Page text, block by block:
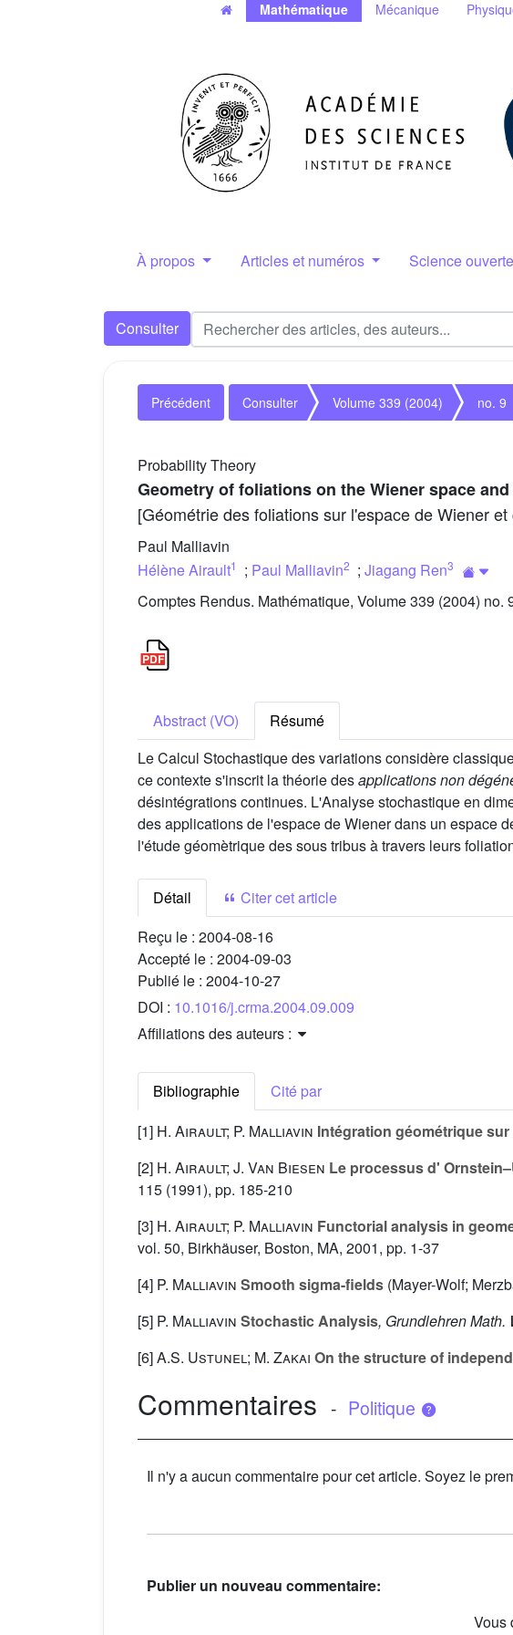
Mathématique Mécanique
À propos Articles et numéros Science ouverte
Consulter
Précédent Consulter Volume 339 (2004) no. 9
Probability Theory
Geometry of foliations on the Wiener space
[Géométrie des foliations sur l'espace de Wiener
Paul Malliavin
Hélène Airault1 ; Paul Malliavin2 ; Jiagang Ren3
Comptes Rendus. Mathématique, Volume 339 (2004) no.
Abstract (VO)
Résumé
Le Calcul Stochastique des variations considère
ce contexte s'inscrit la théorie desapplications non
désintégrations continues. L'Analyse stochastique en
des applications de l'espace de Wiener dans un espace
l'étude géomètrique des sous tribus à travers leurs
Détail
Citer cet article
Reçu le : 2004-08-16
Accepté le : 2004-09-03
Publié le : 2004-10-27
DOI : 10.1016/j.crma.2004.09.009
Affiliations des auteurs :
Bibliographie
Cité par
[1] H. Airault; P. Malliavin Intégration géométrique
[2] H. Airault; J. Van Biesen Le processus d'
115 (1991), pp. 185-210
[3] H. Airault; P. Malliavin Functorial analysis in
vol. 50, Birkhäuser, Boston, MA, 2001, pp. 1-37
[4] P. Malliavin Smooth sigma-fields (Mayer-Wolf;
[5] P. Malliavin Stochastic Analysis, Grundlehren Math.
[6]A.S. Ustunel; M. Zakai On the structure of
Commentaires - Politique
Il n'y a aucun commentaire pour cet article. Soyez le
Publier un nouveau commentaire:
Vous